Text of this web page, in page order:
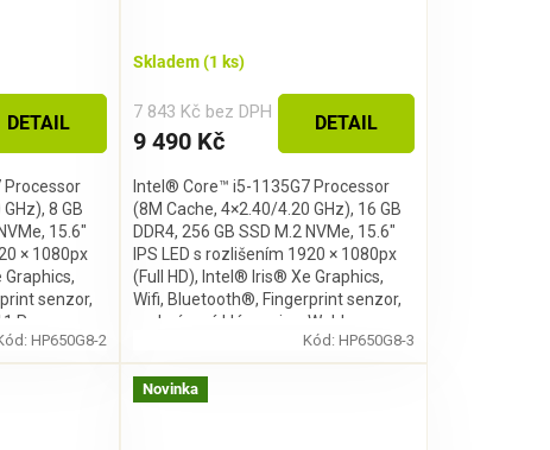
DETAIL
Processor
8 GB
15.6″
× 1080px
senzor,
Pro
HP650G8-2
Skladem(1 ks)
7 843 Kč bez DPH
9 490 Kč
DETAIL
Intel® Core™ i5-1135G7 Processor
(8M Cache, 4×2.40/4.20 GHz), 16 GB
DDR4, 256 GB SSD M.2 NVMe, 15.6″
IPS LED s rozlišením 1920 × 1080px
(Full HD), Intel® Iris® Xe Graphics,
Wifi, Bluetooth®, Fingerprint senzor,
podsvícená klávesnice, Webkamera,
Kód: HP650G8-3
Novinka